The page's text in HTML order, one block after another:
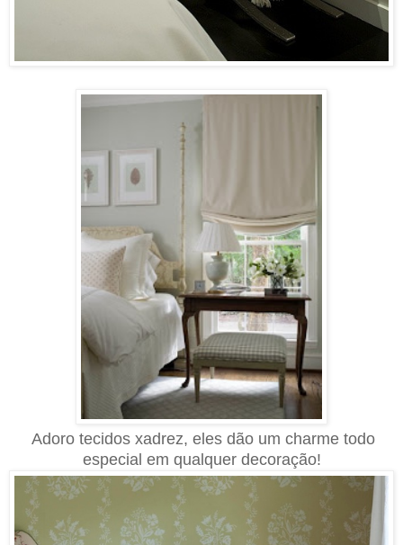
Adoro tecidos xadrez, eles dão um charme todo
especial em qualquer decoração!